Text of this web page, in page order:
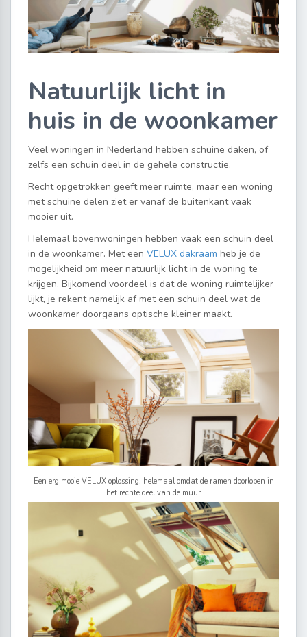
Natuurlijk licht in
huis in de woonkamer
Veel woningen in Nederland hebben schuine daken, of
zelfs een schuin deel in de gehele constructie.
Recht opgetrokken geeft meer ruimte, maar een woning
met schuine delen ziet er vanaf de buitenkant vaak
mooier uit.
Helemaal bovenwoningen hebben vaak een schuin deel
in de woonkamer. Met een VELUX dakraam heb je de
mogelijkheid om meer natuurlijk licht in de woning te
krijgen. Bijkomend voordeel is dat de woning ruimtelijker
lijkt, je rekent namelijk af met een schuin deel wat de
woonkamer doorgaans optische kleiner maakt.
Een erg mooie VELUX oplossing, helemaal omdat de ramen doorlopen in
het rechte deel van de muur